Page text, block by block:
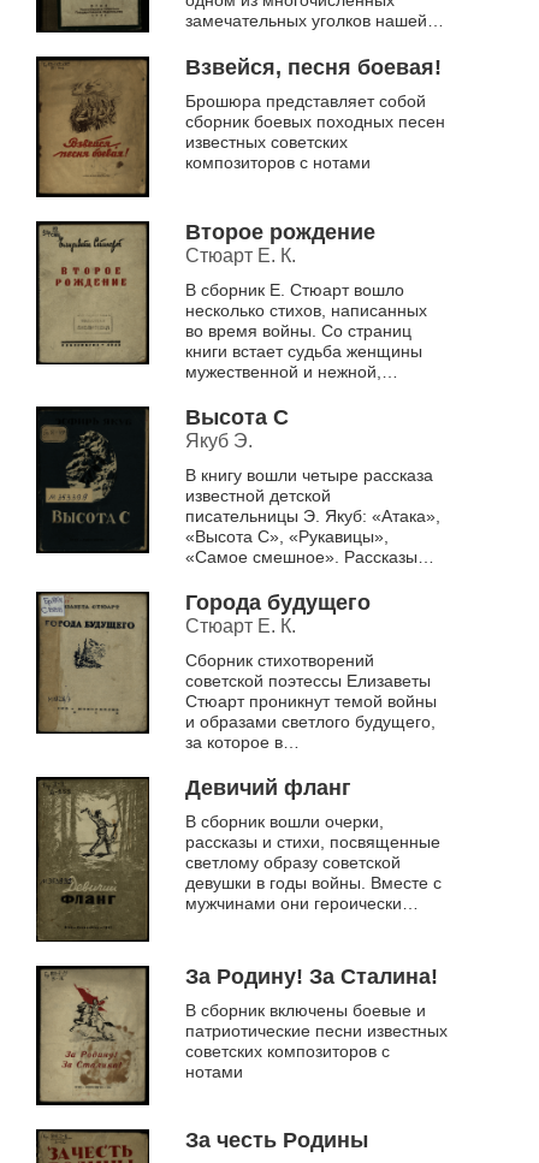
замечательных уголков нашей
написанная в форме путевых
заметок, где...
Взвейся, песня боевая!
Брошюра представляет собой
сборник боевых походных песен
известных советских
композиторов с нотами
Второе рождение
Стюарт Е. К.
В сборник Е. Стюарт вошло
несколько стихов, написанных
во время войны. Со страниц
книги встает судьба женщины
мужественной и нежной,
поры, влюбленной в жизнь,
переживающей ...
Высота С
Якуб Э.
В книгу вошли четыре рассказа
известной детской
писательницы Э. Якуб: «Атака»,
«Высота С», «Рукавицы»,
«Самое смешное». Рассказы
среднего и старшего школьного
возраста
Города будущего
Стюарт Е. К.
Сборник стихотворений
советской поэтессы Елизаветы
Стюарт проникнут темой войны
и образами светлого будущего,
за которое в
сражался советский народ
Девичий фланг
В сборник вошли очерки,
рассказы и стихи, посвященные
светлому образу советской
девушки в годы войны. Вместе с
мужчинами они героически
За Родину! За Сталина!
В сборник включены боевые и
патриотические песни известных
советских композиторов с
нотами
За честь Родины